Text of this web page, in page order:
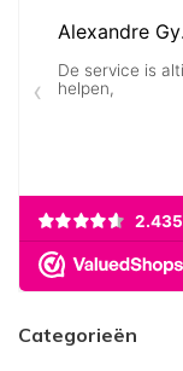
Categorieën